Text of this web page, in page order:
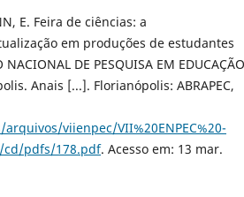
E. Feira de ciências: a
em produções de estudantes
DE PESQUISA EM EDUCAÇÃO
Anais [...]. Florianópolis: ABRAPEC,
viienpec/VII%20ENPEC%20-
cd/pdfs/178.pdf. Acesso em: 13 mar.